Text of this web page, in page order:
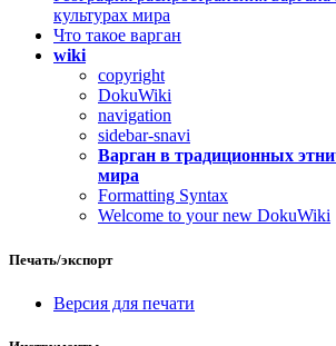
культурах мира
Что такое варган
wiki
copyright
DokuWiki
navigation
sidebar-snavi
Варган в традиционных
мира
Formatting Syntax
Welcome to your new DokuWiki
Печать/экспорт
Версия для печати